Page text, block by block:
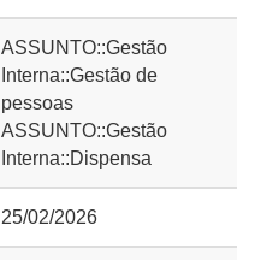
ASSUNTO::Gestão
Interna::Gestão de
pessoas
ASSUNTO::Gestão
Interna::Dispensa
25/02/2026